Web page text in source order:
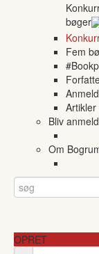
bøger
Fem
Artikler
Bliv
Om
OPRET